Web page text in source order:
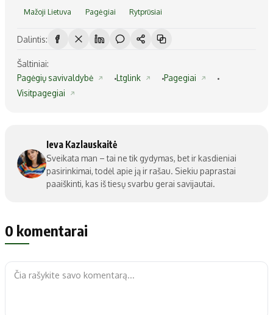
Mažoji Lietuva Pagėgiai Rytprūsiai
Dalintis:
Šaltiniai:
Pagėgių savivaldybė
Ltglink
Pagegiai
Visitpagegiai
Ieva Kazlauskaitė
Sveikata man – tai ne tik gydymas, bet ir kasdieniai
pasirinkimai, todėl apie ją ir rašau. Siekiu paprastai
paaiškinti, kas iš tiesų svarbu gerai savijautai.
0 komentarai